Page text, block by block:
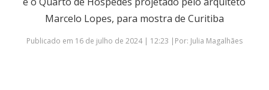
Marcelo Lopes, para mostra de Curitiba
Publicado em 16 de julho de 2024 | 12:23 |Por: Julia Magalhães